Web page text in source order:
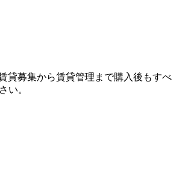
貸募集から賃貸管理まで購入後もすべ
い。